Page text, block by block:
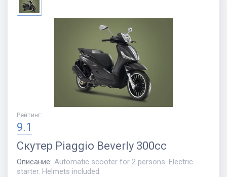
Рейтинг:
9.1
Скутер Piaggio Beverly 300cc
Описание: Automatic scooter for 2 persons. Electric
starter. Helmets included.